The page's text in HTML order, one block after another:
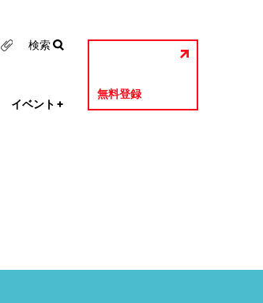
イベント +
無料登録
検索